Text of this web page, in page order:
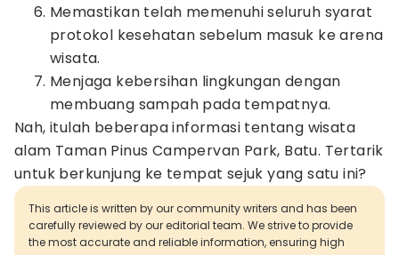
Memastikan telah memenuhi seluruh syarat
protokol kesehatan sebelum masuk ke arena
wisata.
Menjaga kebersihan lingkungan dengan
membuang sampah pada tempatnya.
Nah, itulah beberapa informasi tentang wisata
alam Taman Pinus Campervan Park, Batu. Tertarik
untuk berkunjung ke tempat sejuk yang satu ini?
This article is written by our community writers and has been
carefully reviewed by our editorial team. We strive to provide
the most accurate and reliable information, ensuring high